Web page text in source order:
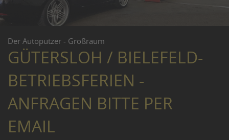
Der Autoputzer - Großraum
GÜTERSLOH / BIELEFELD-
BETRIEBSFERIEN -
ANFRAGEN BITTE PER
EMAIL